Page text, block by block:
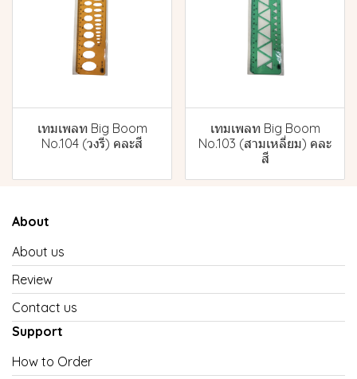
เทมเพลท Big Boom
No.104 (วงรี) คละสี
เทมเพลท Big Boom
No.103 (สามเหลี่ยม) คละ
สี
About
About us
Review
Contact us
Support
How to Order